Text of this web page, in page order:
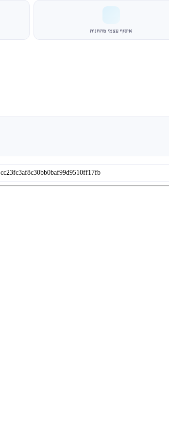
איסוף עצמי מהחנות
cc23fc3af8c30bb0baf99d9510ff17fb